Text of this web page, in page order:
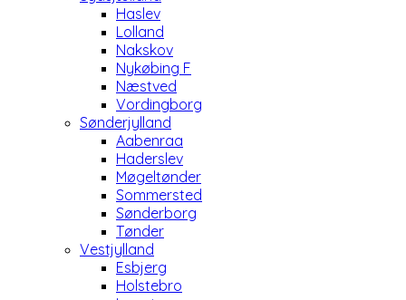
Haslev
Lolland
Nakskov
Nykøbing F
Næstved
Vordingborg
Sønderjylland
Aabenraa
Haderslev
Møgeltønder
Sommersted
Sønderborg
Tønder
Vestjylland
Esbjerg
Holstebro